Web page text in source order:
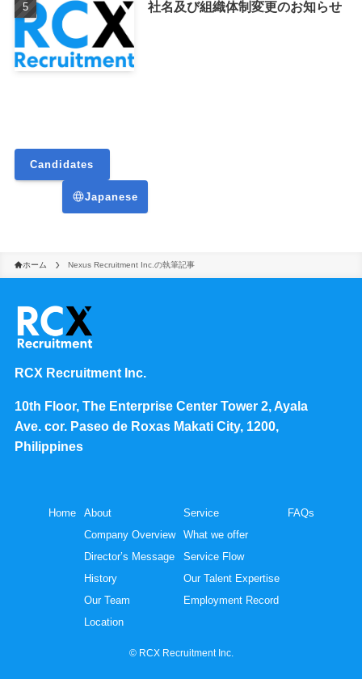
社名及び組織体制変更のお知らせ
Candidates
Japanese
ホーム Nexus Recruitment Inc.の執筆記事
RCX Recruitment Inc.
10th Floor, The Enterprise Center Tower 2, Ayala
Ave. cor. Paseo de Roxas Makati City, 1200,
Philippines
Home
About
Company Overview
Director’s Message
History
Our Team
Location
Service
What we offer
Service Flow
Our Talent Expertise
Employment Record
FAQs
©RCX Recruitment Inc.